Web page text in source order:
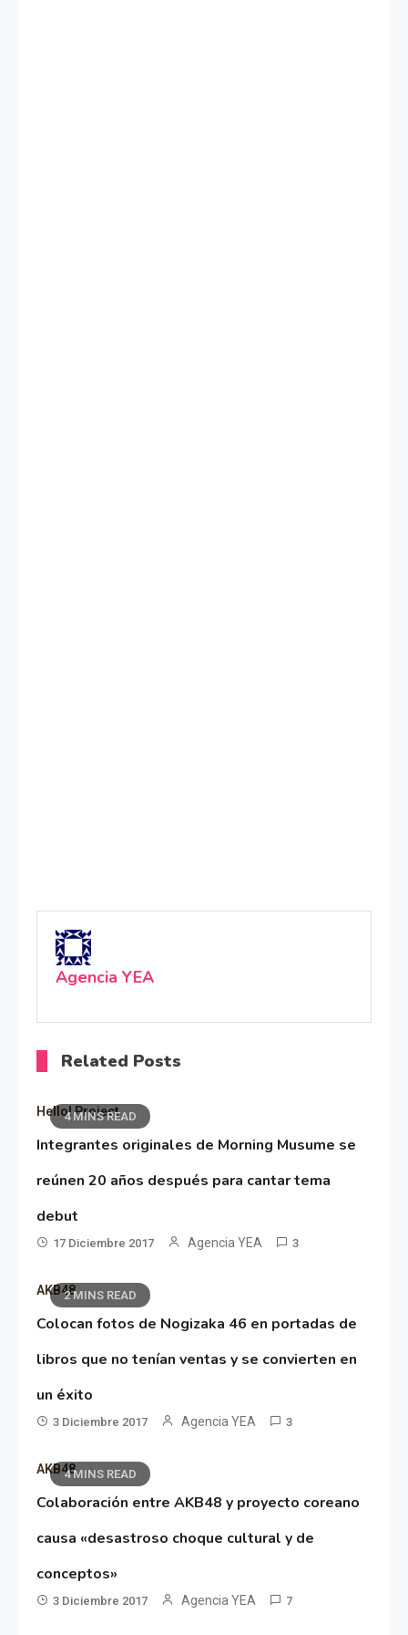
Agencia YEA
Related Posts
4 MINS READ
Hello! Project
Integrantes originales de Morning Musume se
reúnen 20 años después para cantar tema
debut
17 Diciembre 2017 Agencia YEA 3
2 MINS READ
AKB48
Colocan fotos de Nogizaka 46 en portadas de
libros que no tenían ventas y se convierten en
un éxito
3 Diciembre 2017 Agencia YEA 3
4 MINS READ
AKB48
Colaboración entre AKB48 y proyecto coreano
causa «desastroso choque cultural y de
conceptos»
3 Diciembre 2017 Agencia YEA 7